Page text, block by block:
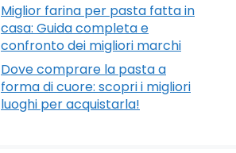
Miglior farina per pasta fatta in
casa: Guida completa e
confronto dei migliori marchi
Dove comprare la pasta a
forma di cuore: scopri i migliori
luoghi per acquistarla!